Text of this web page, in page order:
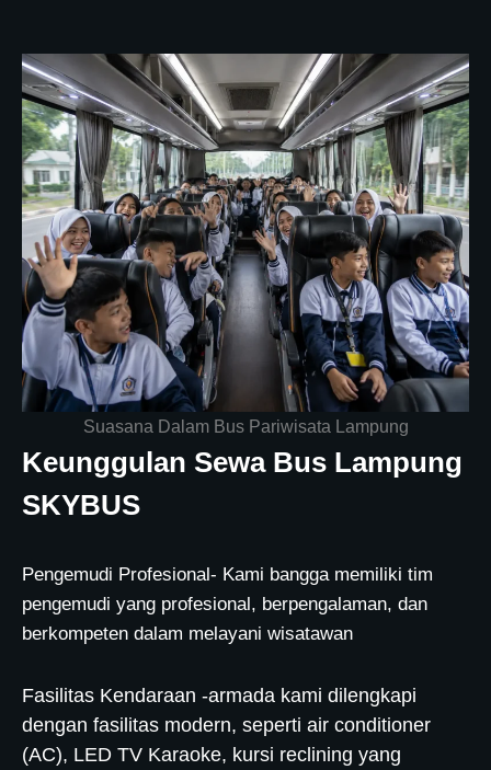
Suasana Dalam Bus Pariwisata Lampung
Keunggulan Sewa Bus Lampung
SKYBUS
Pengemudi Profesional- Kami bangga memiliki tim
pengemudi yang profesional, berpengalaman, dan
berkompeten dalam melayani wisatawan
Fasilitas Kendaraan -armada kami dilengkapi
dengan fasilitas modern, seperti air conditioner
(AC), LED TV Karaoke, kursi reclining yang